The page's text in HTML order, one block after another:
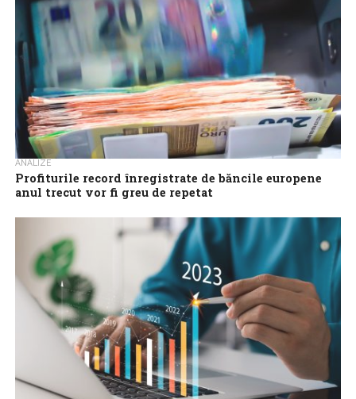
ANALIZE
Profiturile record înregistrate de băncile europene
anul trecut vor fi greu de repetat
majorării repetate a ratelor dobânzilor, însă multe bănci vor avea
dificultăţi în a...